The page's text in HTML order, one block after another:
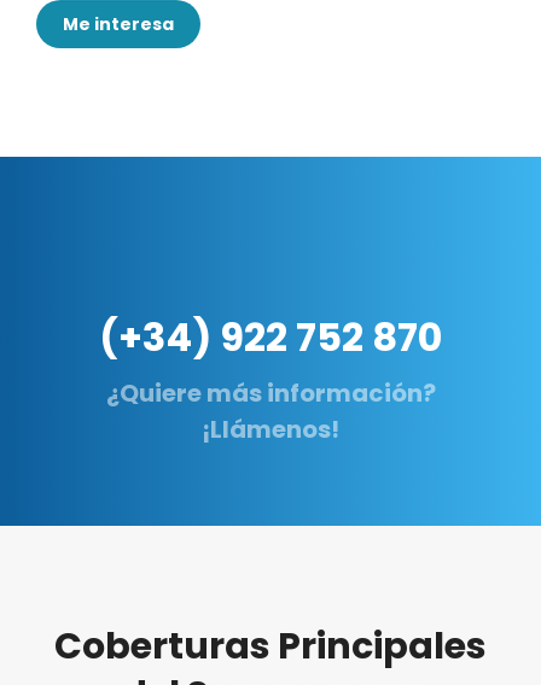
Me interesa
(+34) 922 752 870
¿Quiere más información?
¡Llámenos!
Coberturas Principales